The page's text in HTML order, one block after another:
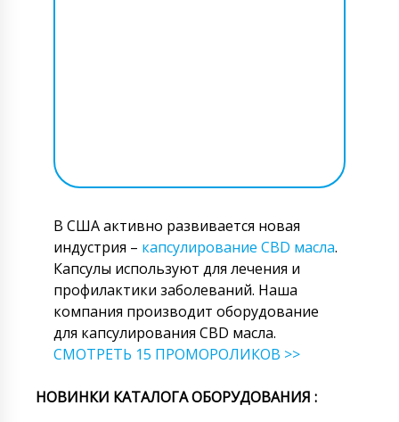
В США активно развивается новая
индустрия – капсулирование CBD масла.
Капсулы используют для лечения и
профилактики заболеваний. Наша
компания производит оборудование
для капсулирования CBD масла.
СМОТРЕТЬ 15 ПРОМОРОЛИКОВ >>
НОВИНКИ КАТАЛОГА ОБОРУДОВАНИЯ :